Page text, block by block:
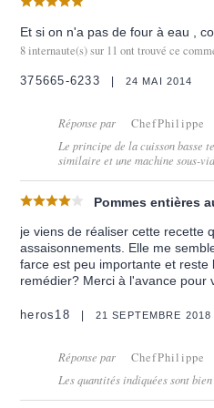
Et si on n'a pas de four à eau ,
8internaute(s) sur 11 ont trouvé ce
375665-6233 24 MAI 2014
Réponse par ChefPhilippe
Le principe de la cuisson basse
similaire et une machine sous-
Pommes entières
je viens de réaliser cette recette
assaisonnements. Elle me
farce est peu importante et
remédier? Merci à l'avance pour
heros18 21 SEPTEMBRE 2018
Réponse par ChefPhilippe
Les quantités indiquées sont